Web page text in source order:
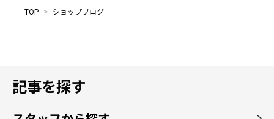
TOP > ショップブログ
記事を探す